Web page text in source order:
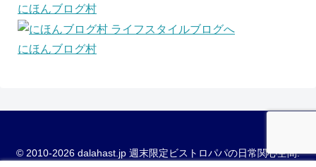
にほんブログ村
にほんブログ村
© 2010-2026 dalahast.jp 週末限定ビストロパパの日常関心空間.